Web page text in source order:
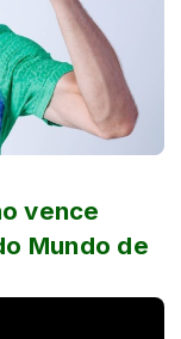
vence
Mundo de